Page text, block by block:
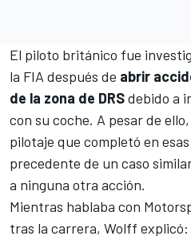
El piloto británico fue
la FIA después de abrir
de la zona de DRSdebido a
con su coche. A pesar de
pilotaje que completó en
precedente de un caso
a ninguna otra acción.
Mientras hablaba con
tras la carrera, Wolff explicó: